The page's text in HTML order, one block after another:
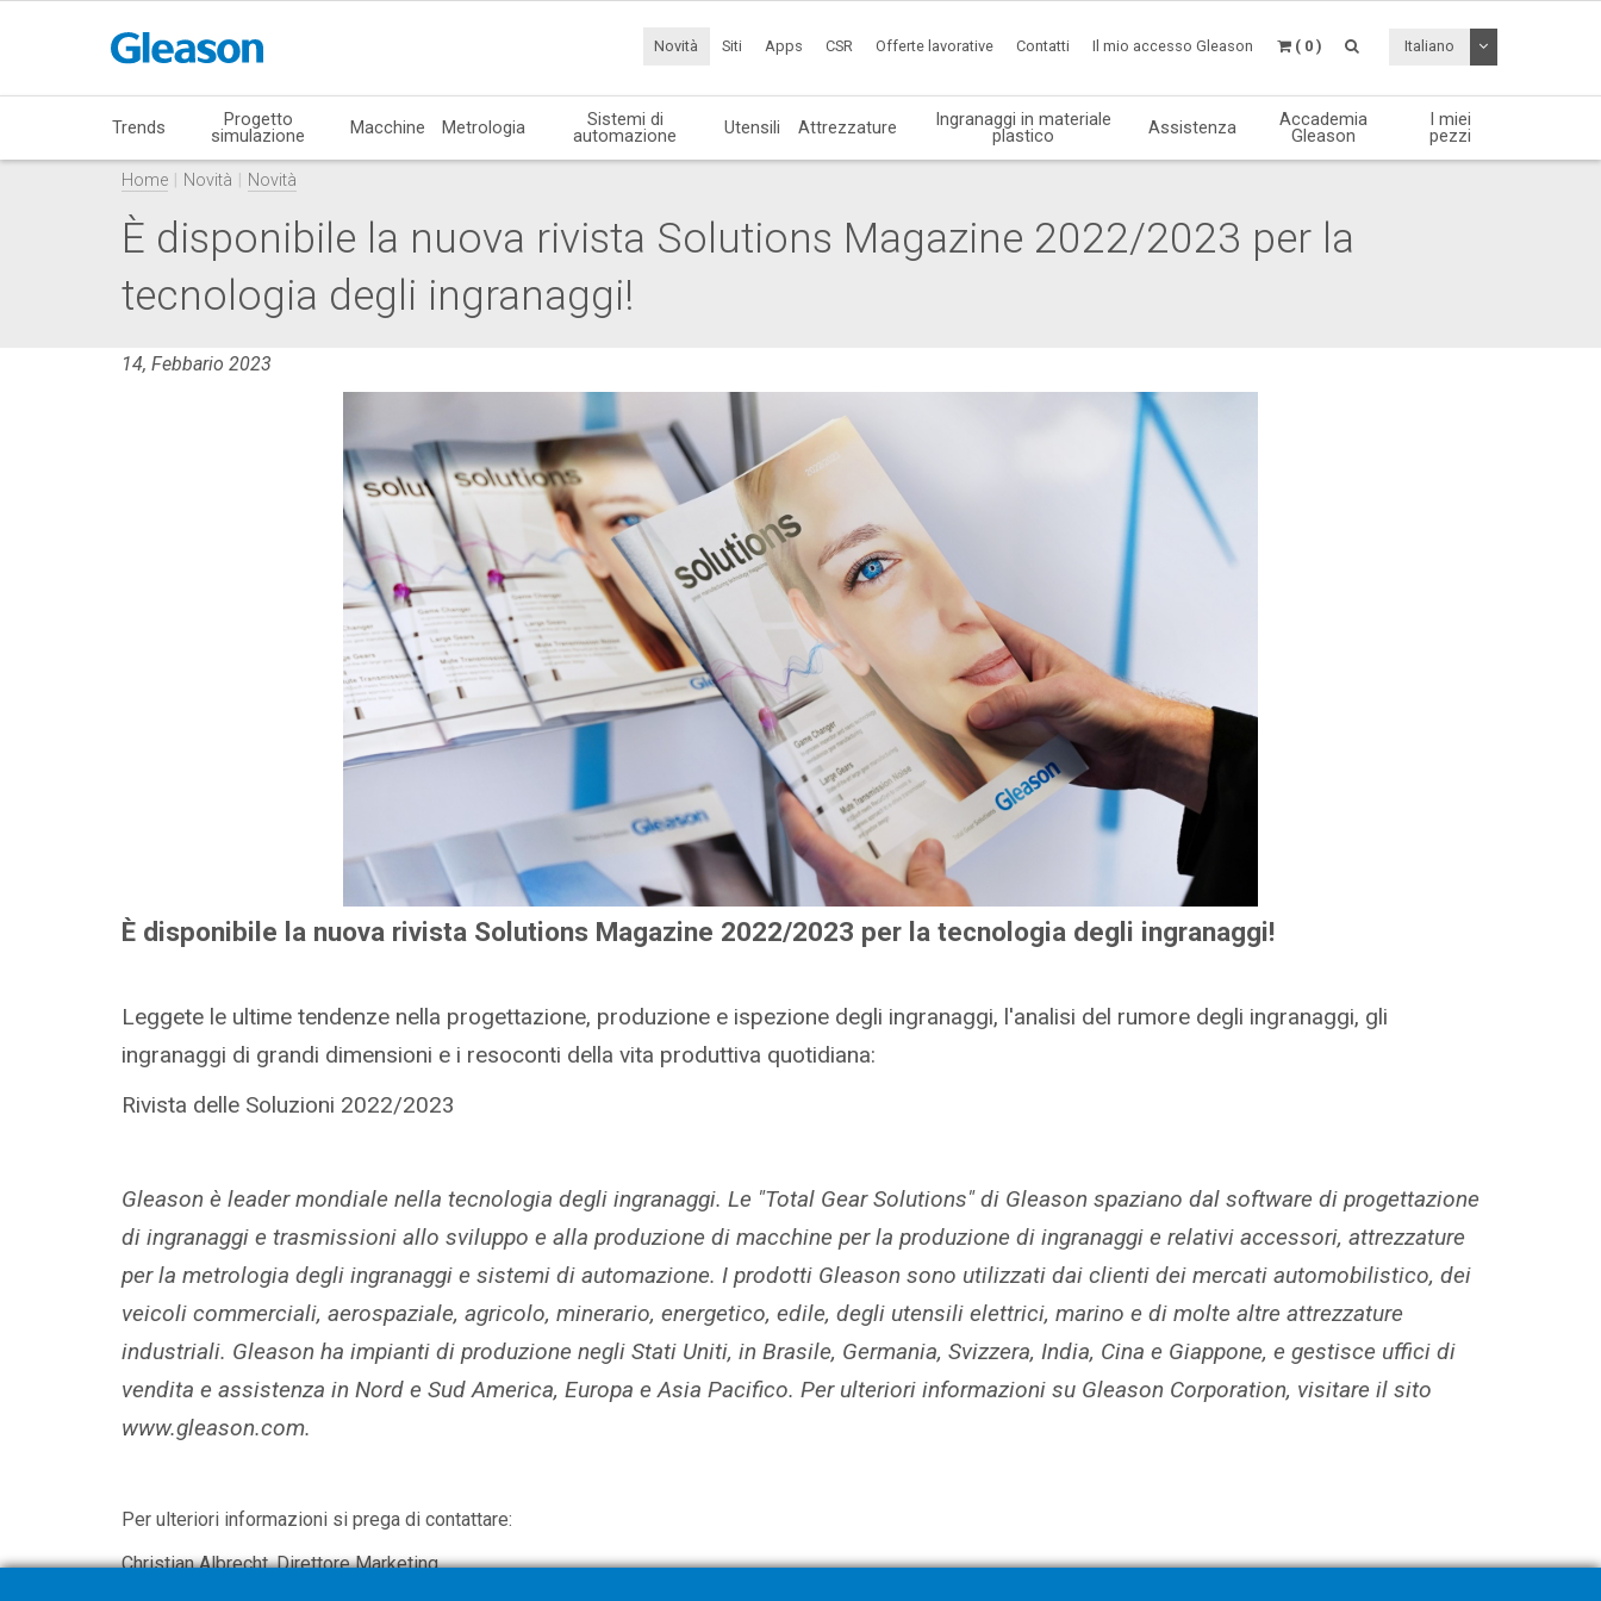
Novità Siti Apps CSR Offerte lavorative Contatti Il mio accesso Gleason ( 0 ) Italiano Attiva /
Trends Progetto
simulazione Macchine Metrologia Sistemi di
automazione Utensili Attrezzature Ingranaggi in materiale
plastico Assistenza Accademia
Gleason
I miei
pezzi
Home Novità Novità
È disponibile la nuova rivista Solutions Magazine 2022/2023 per la
tecnologia degli ingranaggi!
14, Febbario 2023
È disponibile la nuova rivista Solutions Magazine 2022/2023 per la tecnologia degli ingranaggi!
Leggete le ultime tendenze nella progettazione, produzione e ispezione degli ingranaggi, l'analisi del rumore degli ingranaggi, gli
ingranaggi di grandi dimensioni e i resoconti della vita produttiva quotidiana:
Rivista delle Soluzioni 2022/2023
Gleason è leader mondiale nella tecnologia degli ingranaggi. Le "Total Gear Solutions" di Gleason spaziano dal software di progettazione
di ingranaggi e trasmissioni allo sviluppo e alla produzione di macchine per la produzione di ingranaggi e relativi accessori, attrezzature
per la metrologia degli ingranaggi e sistemi di automazione. I prodotti Gleason sono utilizzati dai clienti dei mercati automobilistico, dei
veicoli commerciali, aerospaziale, agricolo, minerario, energetico, edile, degli utensili elettrici, marino e di molte altre attrezzature
industriali. Gleason ha impianti di produzione negli Stati Uniti, in Brasile, Germania, Svizzera, India, Cina e Giappone, e gestisce uffici di
vendita e assistenza in Nord e Sud America, Europa e Asia Pacifico. Per ulteriori informazioni su Gleason Corporation, visitare il sito
www.gleason.com.
Per ulteriori informazioni si prega di contattare:
Christian Albrecht, Direttore Marketing